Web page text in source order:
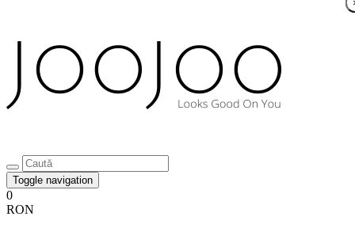
Toggle navigation
0
RON